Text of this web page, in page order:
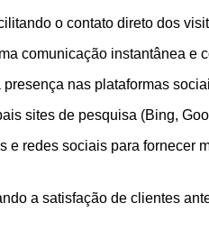
o contato direto dos
comunicação instantânea e
nas plataformas
sites de pesquisa (Bing,
redes sociais para fornecer
a satisfação de clientes